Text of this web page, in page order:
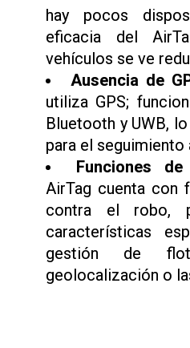
hay pocos
eficacia del
vehículos se ve
Ausencia de
utiliza GPS;
Bluetooth y UWB,
para el seguimiento
Funciones
AirTag cuenta con
contra el robo,
características
gestión de
geolocalización o